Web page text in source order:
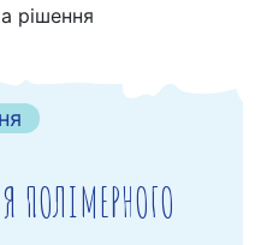
рішення
ПОЛІМЕРНОГО